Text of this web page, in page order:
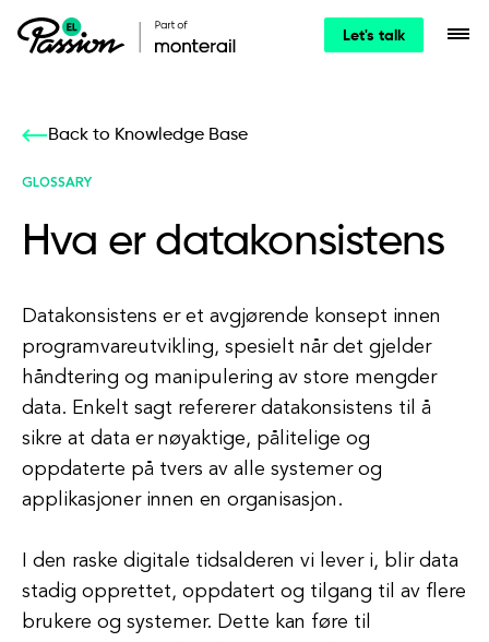
Let's talk
Back to Knowledge Base
GLOSSARY
Hva er datakonsistens
Datakonsistens er et avgjørende konsept innen
programvareutvikling, spesielt når det gjelder
håndtering og manipulering av store mengder
data. Enkelt sagt refererer datakonsistens til å
sikre at data er nøyaktige, pålitelige og
oppdaterte på tvers av alle systemer og
applikasjoner innen en organisasjon.
I den raske digitale tidsalderen vi lever i, blir data
stadig opprettet, oppdatert og tilgang til av flere
brukere og systemer. Dette kan føre til